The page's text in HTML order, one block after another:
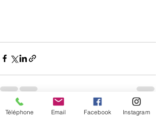
Posts récents Voir tout
Téléphone Email Facebook Instagram